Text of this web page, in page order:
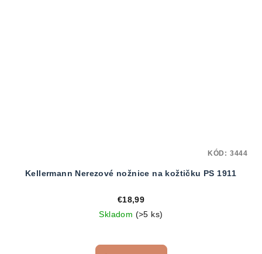
Kellermann Nerezové nožnice na kožtičku PS 1911
€18,99
Skladom (>5 ks)
KÓD: 3444